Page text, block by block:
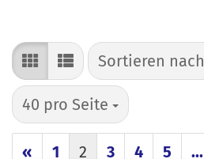
Sortieren nach
Sortieren nach
40 pro Seite
pro Seite
« 1 2 3 4 5 ...